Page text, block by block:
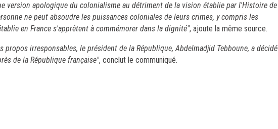
version apologique du colonialisme au détriment de la vision établie par I'Histoire de
ne peut absoudre les puissances coloniales de leurs crimes, y compris les
en France s'apprêtent à commémorer dans la dignité", ajoute la même source.
irresponsables, le président de la République, Abdelmadjid Tebboune, a décidé
de la République française", conclut le communiqué.